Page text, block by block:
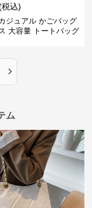
税込)
ジュアル かごバッグ
大容量 トートバッグ
›
ム